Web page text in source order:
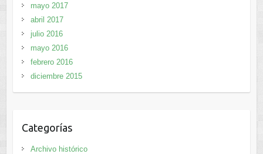
mayo 2017
abril 2017
julio 2016
mayo 2016
febrero 2016
diciembre 2015
Categorías
Archivo histórico